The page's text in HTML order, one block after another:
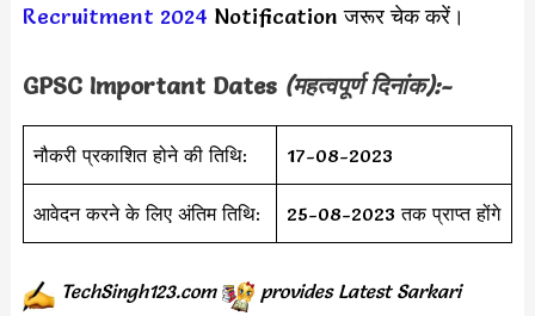
Recruitment 2024 Notification जरूर चेक करें।
GPSC Important Dates (महत्वपूर्ण दिनांक):-
नौकरी प्रकाशित होने की तिथि: 17-08-2023
आवेदन करने के लिए अंतिम तिथि: 25-08-2023 तक प्राप्त होंगे
TechSingh123.com provides Latest Sarkari